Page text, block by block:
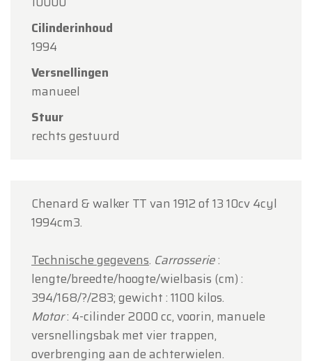
Cilinderinhoud
1994
Versnellingen
manueel
Stuur
rechts gestuurd
Chenard & walker TT van 1912 of 13 10cv 4cyl
1994cm3.
Technische gegevens. Carrosserie:
lengte/breedte/hoogte/wielbasis (cm) :
394/168/?/283; gewicht : 1100 kilos.
Motor: 4-cilinder 2000 cc, voorin, manuele
versnellingsbak met vier trappen,
overbrenging aan de achterwielen.
Team Oldtimerfarm